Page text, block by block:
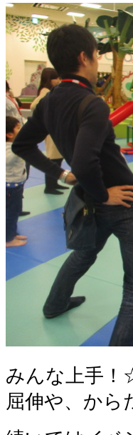
みんな上手
屈伸や、から